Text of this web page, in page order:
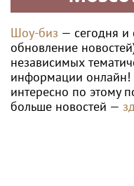
Шоу-биз — сегодня и
обновление
независимых
информации
интересно по этому
больше новостей —